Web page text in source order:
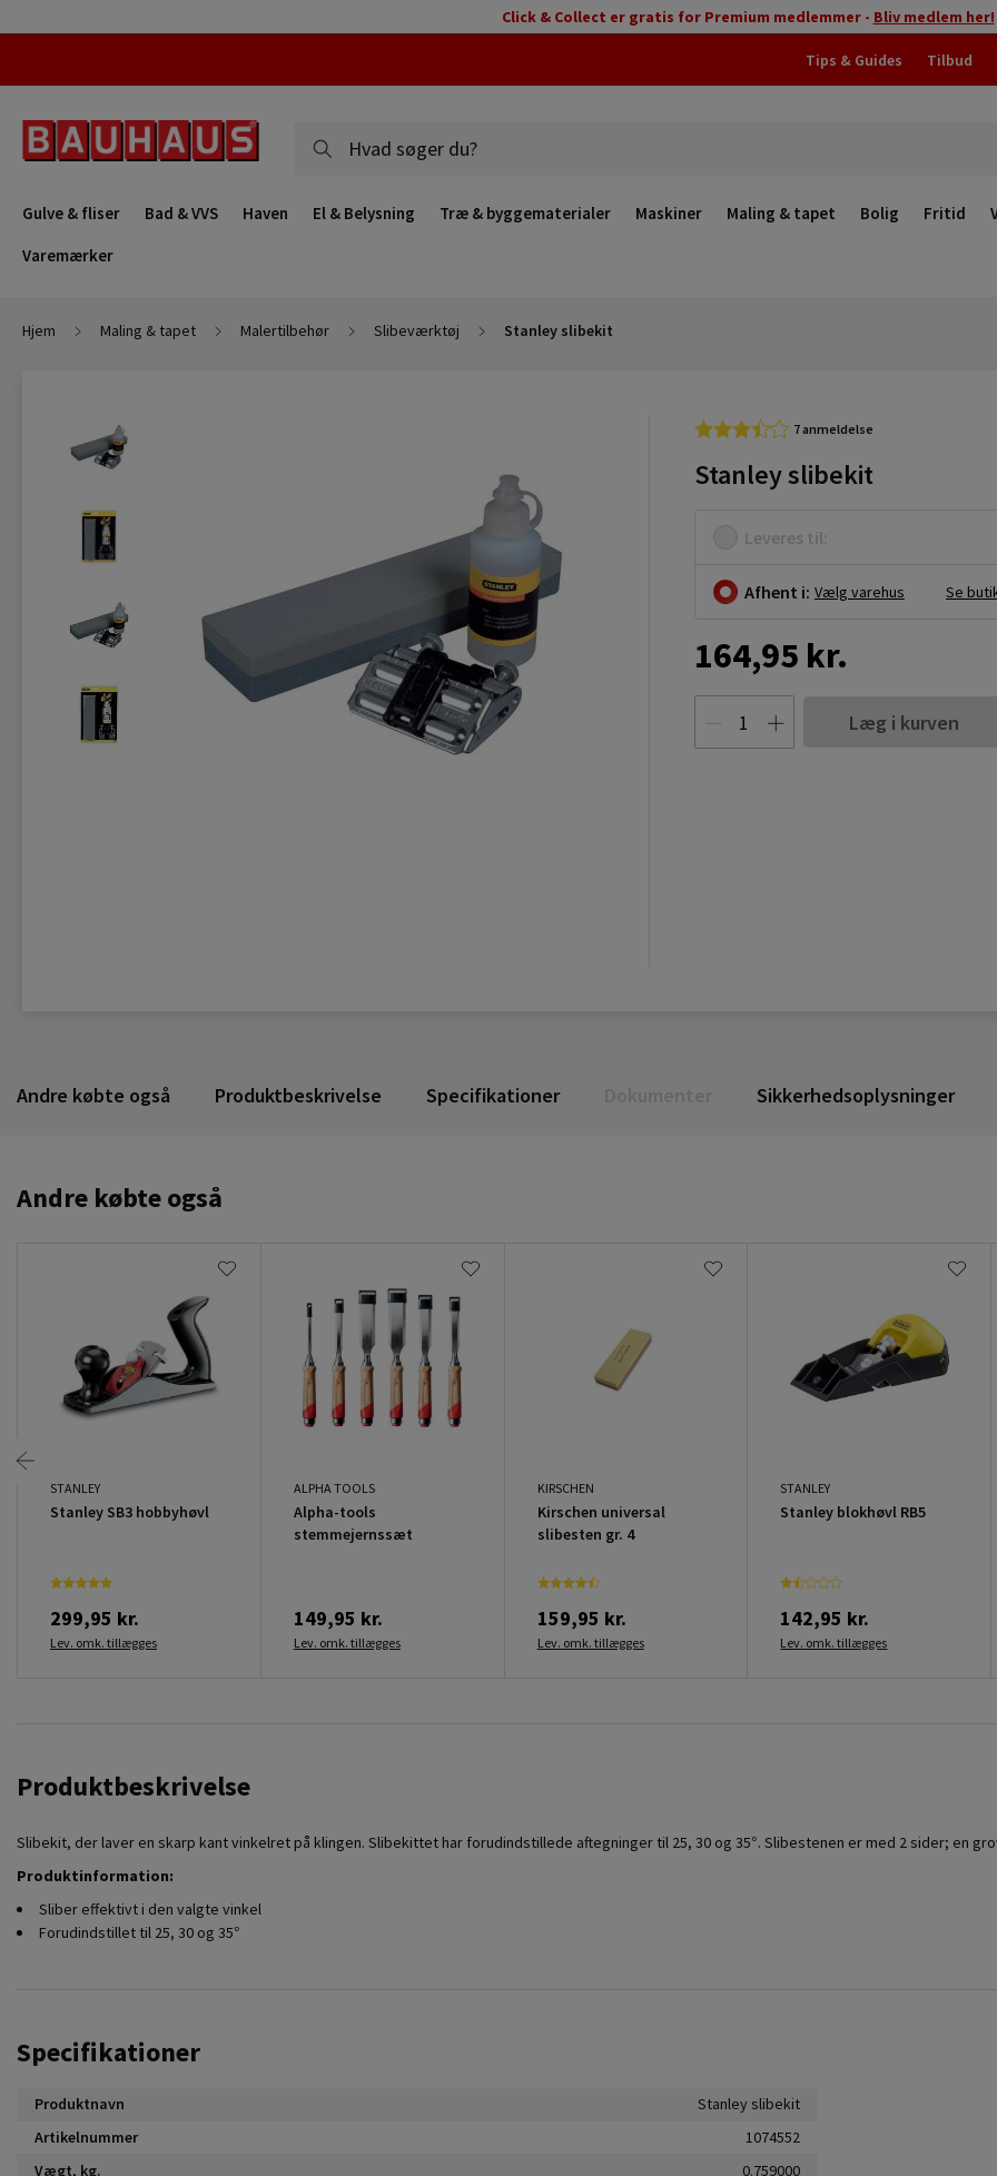
Click & Collect er gratis for Premium medlemmer - Bliv medlem her!
Tips & Guides Tilbud
Gulve & fliser Bad & VVS Haven El & Belysning Træ & byggematerialer Maskiner Maling & tapet Bolig Fritid
Varemærker
Hjem Maling & tapet Malertilbehør Slibeværktøj Stanley slibekit
7 anmeldelse
Stanley slibekit
Leveres til:
Afhent i: Vælg varehus Se
164,95 kr.
Læg i kurven
Andre købte også Produktbeskrivelse Specifikationer Sikkerhedsoplysninger
Andre købte også
STANLEY
Stanley SB3 hobbyhøvl
299,95 kr.
Lev. omk. tillægges
ALPHA TOOLS
Alpha-tools
stemmejernssæt
149,95 kr.
Lev. omk. tillægges
KIRSCHEN
Kirschen universal
slibesten gr. 4
159,95 kr.
Lev. omk. tillægges
STANLEY
Stanley blokhøvl RB5
142,95 kr.
Lev. omk. tillægges
Produktbeskrivelse
Slibekit, der laver en skarp kant vinkelret på klingen. Slibekittet har forudindstillede aftegninger til 25, 30 og 35°. Slibestenen er med 2 sider; en
Produktinformation:
Sliber effektivt i den valgte vinkel
Forudindstillet til 25, 30 og 35°
Specifikationer
Produktnavn
Stanley slibekit
Artikelnummer
1074552
Vægt, kg.
0.759000